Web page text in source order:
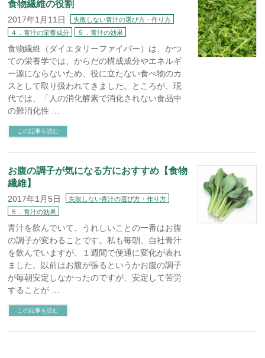
食物繊維の役割
2017年1月11日
失敗しない青汁の選び方・作り方
４．青汁の栄養成分
５．青汁の効果
食物繊維（ダイエタリーファイバー）は、かつ
ての栄養学では、からだの構成成分やエネルギ
ー源にならないため、役に立たない食べ物のカ
スとして取り扱われてきました。ところが、現
代では、「人の消化酵素で消化されない食品中
の難消化性 …
この記事を読む
お腹の調子が気になる方におすすめ【食物
繊維】
2017年1月5日
失敗しない青汁の選び方・作り方
５．青汁の効果
青汁を飲んでいて、うれしいことの一番はお腹
の調子が変わることです。私も毎朝、自社青汁
を飲んでいますが、１週間で便通に変化が表れ
ました。以前はお腹が張るというかお腹の調子
が毎朝安定しなかったのですが、安定して苦労
することが …
この記事を読む